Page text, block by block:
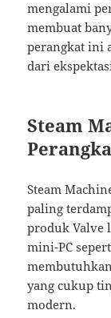
mengalami
membuat
perangkat ini
dari
Steam
Steam
paling
produk Valve
mini-PC
yang cukup
modern.